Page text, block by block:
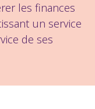
les finances
un service
de ses